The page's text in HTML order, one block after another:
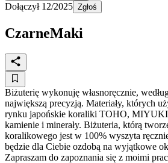
Dołączył 12/2025 Zgłoś
CzarneMaki
Biżuterię wykonuję własnoręcznie,
największą precyzją. Materiały, których
rynku japońskie koraliki TOHO, MIYUKI
kamienie i minerały. Biżuteria, którą
koralikowego jest w 100% wyszyta
będzie dla Ciebie ozdobą na wyjątkowe
Zapraszam do zapoznania się z moimi